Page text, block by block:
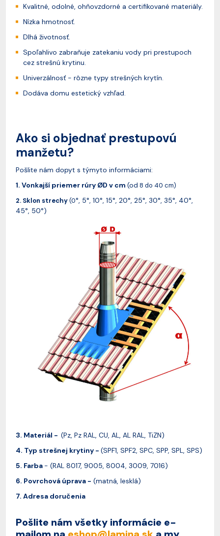
Kvalitné, odolné, ohňovzdorné a certifikované materiály.
Nízka hmotnosť.
Dlhá životnosť.
Spoľahlivo zabraňuje zatekaniu vody pri prestupoch
cez strešnú krytinu.
Univerzálnosť - rôzne typy strešných krytín.
Dodáva domu estetický vzhľad.
Ako si objednať prestupovú
manžetu?
Pošlite nám dopyt s týmyto informáciami:
1. Vonkajší priemer rúry ØD v cm (od 8 do 40 cm)
2. Sklon strechy(0°, 5°, 10°, 15°, 20°, 25°, 30°, 35°, 40°,
45°, 50°)
3. Materiál - (Pz, Pz RAL, CU, AL, AL RAL, TiZN)
4. Typ strešnej krytiny - (SPF1, SPF2, SPC, SPP, SPL, SPS)
5. Farba - (RAL 8017, 9005, 8004, 3009, 7016)
6. Povrchová úprava - (matná, lesklá)
7. Adresa doručenia
Pošlite nám všetky informácie e-